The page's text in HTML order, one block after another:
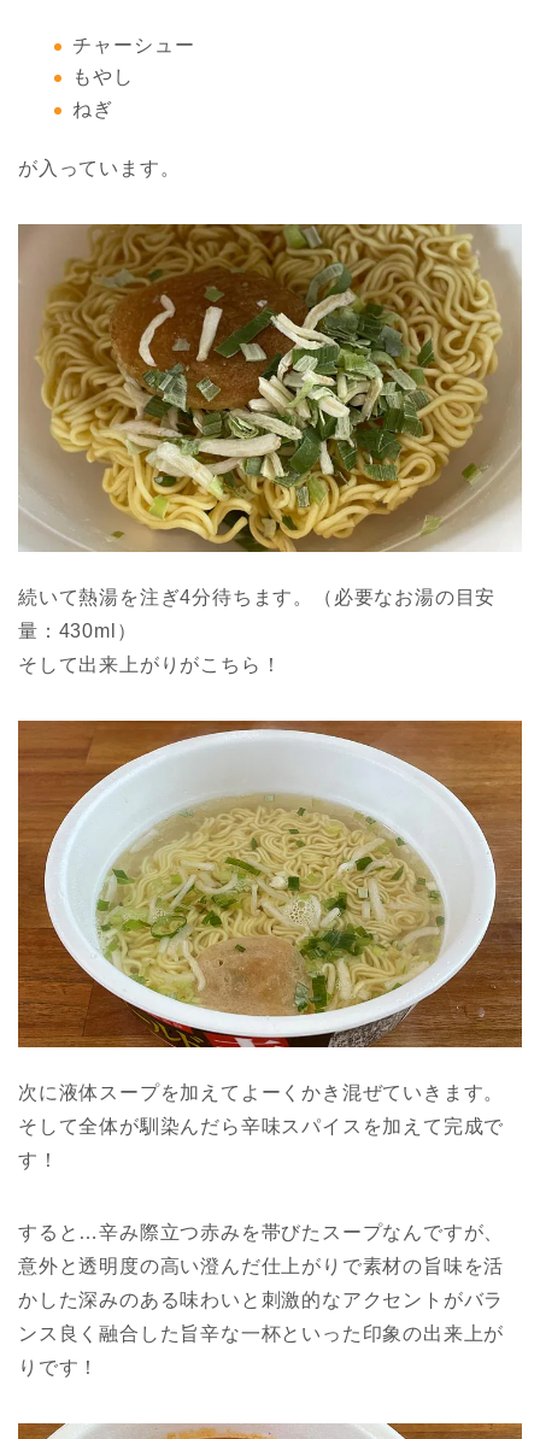
チャーシュー
もやし
ねぎ
が入っています。
続いて熱湯を注ぎ4分待ちます。（必要なお湯の目安
量：430ml）
そして出来上がりがこちら！
次に液体スープを加えてよーくかき混ぜていきます。
そして全体が馴染んだら辛味スパイスを加えて完成で
す！
すると…辛み際立つ赤みを帯びたスープなんですが、
意外と透明度の高い澄んだ仕上がりで素材の旨味を活
かした深みのある味わいと刺激的なアクセントがバラ
ンス良く融合した旨辛な一杯といった印象の出来上が
りです！